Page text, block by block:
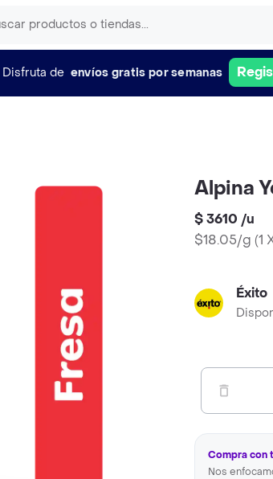
Disfruta de envíos gratis por semanas
Alpina
$ 3610 /u
$18.05/g (1
Éxito
Compra con
Nos